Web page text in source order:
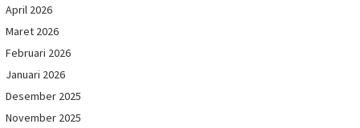
April 2026
Maret 2026
Februari 2026
Januari 2026
Desember 2025
November 2025